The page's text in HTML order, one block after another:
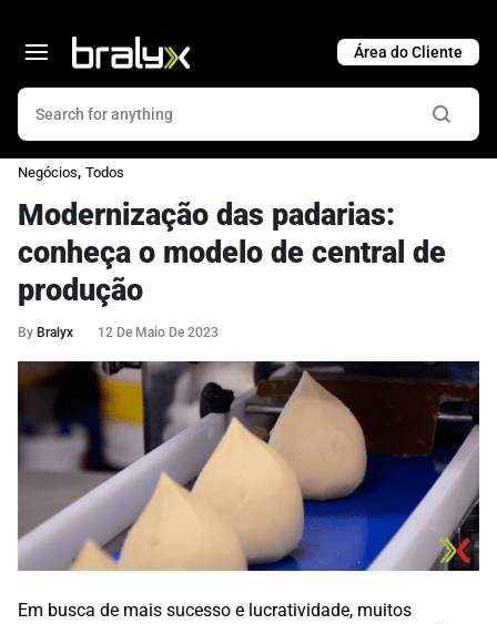
Negócios, Todos
Modernização das padarias:
conheça o modelo de central de
produção
By Bralyx 12 De Maio De 2023
Em busca de mais sucesso e lucratividade, muitos